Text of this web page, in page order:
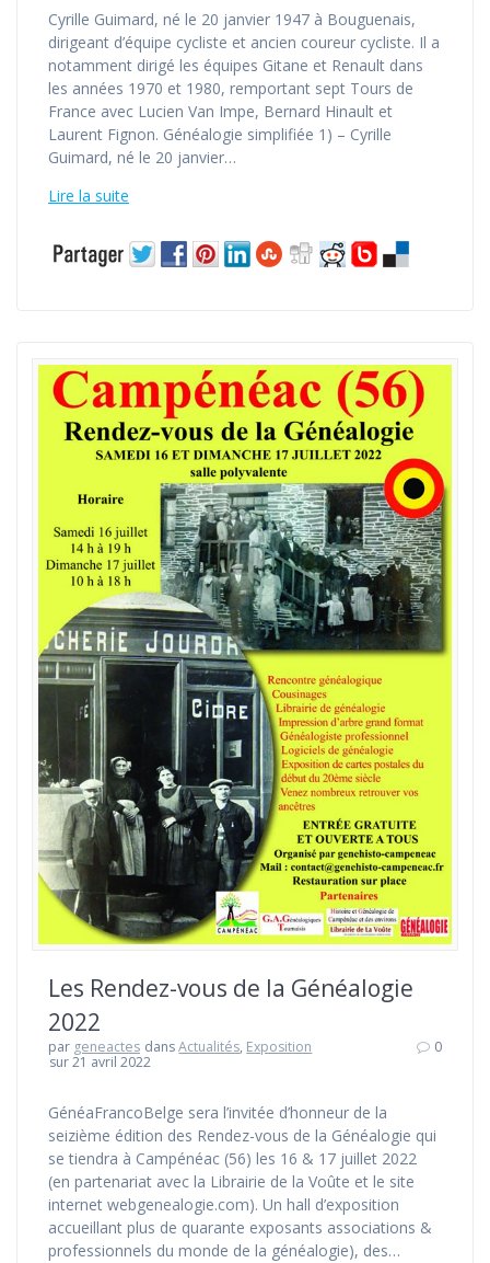
Cyrille Guimard, né le 20 janvier 1947 à Bouguenais,
dirigeant d’équipe cycliste et ancien coureur cycliste. Il a
notamment dirigé les équipes Gitane et Renault dans
les années 1970 et 1980, remportant sept Tours de
France avec Lucien Van Impe, Bernard Hinault et
Laurent Fignon. Généalogie simplifiée 1) – Cyrille
Guimard, né le 20 janvier…
Lire la suite
Les Rendez-vous de la Généalogie
2022
par geneactes dansActualités, Exposition
sur 21 avril 2022
0
GénéaFrancoBelge sera l’invitée d’honneur de la
seizième édition des Rendez-vous de la Généalogie qui
se tiendra à Campénéac (56) les 16 & 17 juillet 2022
(en partenariat avec la Librairie de la Voûte et le site
internet webgenealogie.com). Un hall d’exposition
accueillant plus de quarante exposants associations &
professionnels du monde de la généalogie), des…